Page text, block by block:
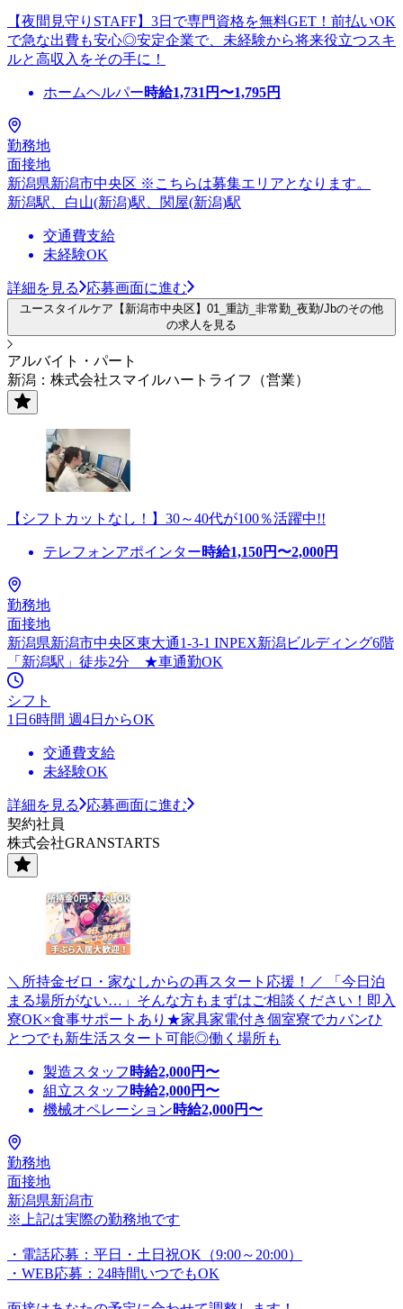
【夜間見守りSTAFF】3日で専門資格を無料GET！前払いOK
で急な出費も安心◎安定企業で、未経験から将来役立つスキ
ルと高収入をその手に！
ホームヘルパー時給1,731 円〜1,795円
勤務地
面接地
新潟県新潟市中央区 ※こちらは募集エリアとなります。
新潟駅、白山(新潟)駅、関屋(新潟)駅
交通費支給
未経験OK
詳細を見る 応募画面に進む
ユースタイルケア【新潟市中央区】01_重訪_非常勤_夜勤/Jbのその他
の求人を見る
アルバイト・パート
新潟：株式会社スマイルハートライフ（営業）
【シフトカットなし！】30～40代が100％活躍中!!
テレフォンアポインター時給1,150円〜2,000円
勤務地
面接地
新潟県新潟市中央区東大通1-3-1 INPEX新潟ビルディング6階
「新潟駅」徒歩2分 ★車通勤OK
シフト
1日6時間 週4日からOK
交通費支給
未経験OK
詳細を見る
応募画面に進む
契約社員
株式会社GRANSTARTS
＼所持金ゼロ・家なしからの再スタート応援！／ 「今日泊
まる場所がない…」そんな方もまずはご相談ください！即入
寮OK×食事サポートあり★家具家電付き個室寮でカバンひ
とつでも新生活スタート可能◎働く場所も
製造スタッフ 時給2,000円〜
組立スタッフ 時給2,000円〜
機械オペレーション時給2,000円〜
勤務地
面接地
新潟県新潟市
※上記は実際の勤務地です
・電話応募：平日・土日祝OK（9:00～20:00）
・WEB応募：24時間いつでもOK